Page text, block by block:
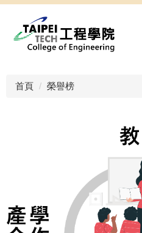
首頁 榮譽榜